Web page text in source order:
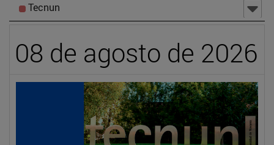
Tecnun
08 de agosto de 2026